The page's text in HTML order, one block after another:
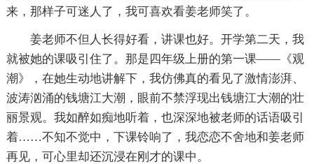
来，那样子可迷人了，我可喜欢看姜老师笑了。
姜老师不但人长得好看，讲课也好。开学第二天，我
就被她的课吸引住了。那是四年级上册的第一课——《观
潮》，在她生动地讲解下，我仿佛真的看见了激情澎湃、
波涛汹涌的钱塘江大潮，眼前不禁浮现出钱塘江大潮的壮
丽景观。我如醉如痴地听着，也深深地被老师的话语吸引
着……不知不觉中，下课铃响了，我恋恋不舍地和姜老师
再见，可心里却还沉浸在刚才的课中。